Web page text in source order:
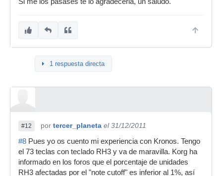
1 respuesta directa
#12 por tercer_planeta el 31/12/2011
#8 Pues yo os cuento mi experiencia con Kronos. Tengo
el 73 teclas con teclado RH3 y va de maravilla. Korg ha
informado en los foros que el porcentaje de unidades
RH3 afectadas por el "note cutoff" es inferior al 1%, así